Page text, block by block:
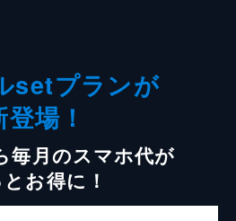
setプランが
登場！
毎月のスマホ代が
お得に！